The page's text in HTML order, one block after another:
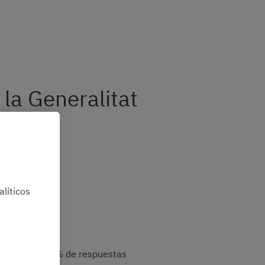
Generalitat
el 50 % de respuestas